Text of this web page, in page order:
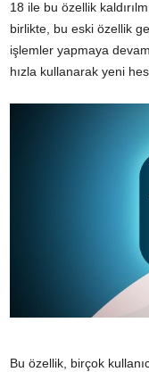
18 ile bu özellik
birlikte, bu eski özellik
işlemler yapmaya
hızla kullanarak yeni
Bu özellik, birçok